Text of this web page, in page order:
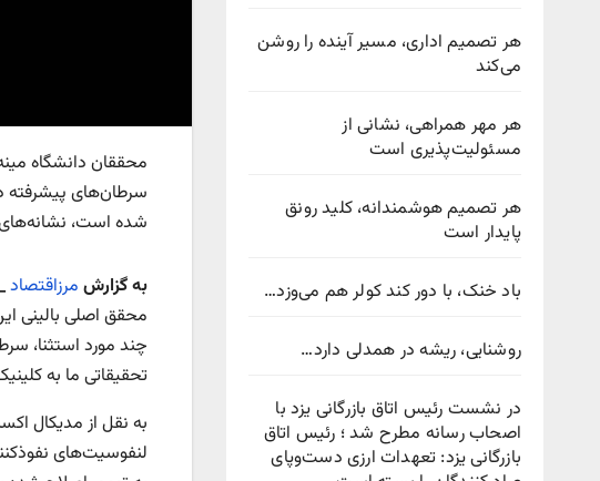
هر تصمیم اداری، مسیر آینده را روشن
می‌کند
هر مهر همراهی، نشانی از
مسئولیت‌پذیری است
هر تصمیم هوشمندانه، کلید رونق
پایدار است
باد خنک، با دور کند کولر هم می‌وزد…
روشنایی، ریشه در همدلی دارد…
در نشست رئیس اتاق بازرگانی یزد با
اصحاب رسانه مطرح شد ؛ رئیس اتاق
بازرگانی یزد: تعهدات ارزی دست‌وپای
شده است، نشانه‌های
به گزارش مرزاقتصاد
محقق اصلی بالینی
چند مورد استثنا،
تحقیقاتی ما به